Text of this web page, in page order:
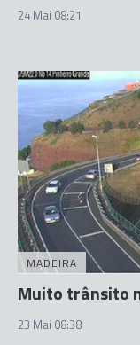
24 Mai 08:21
MADEIRA
Muito trânsito
23 Mai 08:38